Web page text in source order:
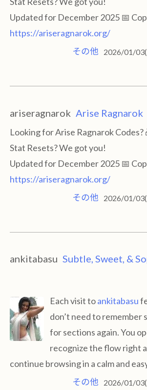
Updated for December 2025 📅
https://ariseragnarok.org/
その他
2026/01/
ariseragnarok Arise Ragnarok
Looking for Arise Ragnarok Codes?
Stat Resets? We got you!
Updated for December 2025 📅
https://ariseragnarok.org/
その他
2026/01/
ankitabasu Subtle, Sweet, &
Each visit toankitabasu
don’t need to remember
for sections again. You
recognize the flow right
continue browsing in a calm and
その他
2026/01/